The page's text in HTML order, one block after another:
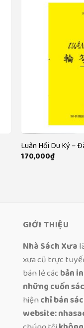
Luân Hồi Du Ký –
170,000₫
GIỚI THIỆU
Nhà Sách Xưa
xưa cũ trực
bán lẻ cácbản
những cuốn
hiệnchỉ bán
website: